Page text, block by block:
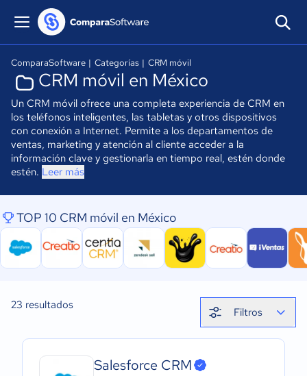
ComparaSoftware | Categorías | CRM móvil
CRM móvil en México
Un CRM móvil ofrece una completa experiencia de CRM en
los teléfonos inteligentes, las tabletas y otros dispositivos
con conexión a Internet. Permite a los departamentos de
ventas, marketing y atención al cliente acceder a la
información clave y gestionarla en tiempo real, estén donde
estén. Leer más
TOP 10 CRM móvil en México
23 resultados
Filtros
Salesforce CRM